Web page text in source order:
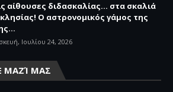
αίθουσες διδασκαλίας… στα σκαλιά
Ο αστρονομικός γάμος της
Ιουλίου 24, 2026
ΜΑΖΊ ΜΑΣ